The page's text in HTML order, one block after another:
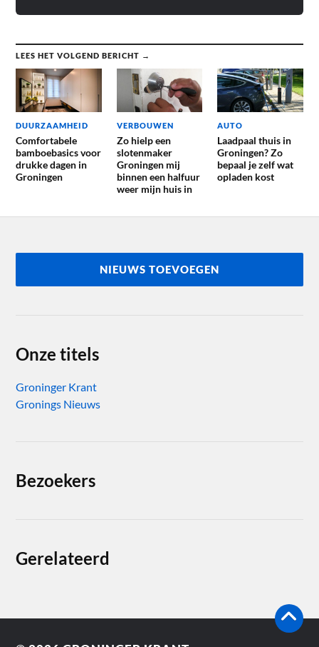
LEES HET VOLGEND BERICHT →
DUURZAAMHEID
Comfortabele
bamboebasics voor
drukke dagen in
Groningen
VERBOUWEN
Zo hielp een
slotenmaker
Groningen mij
binnen een halfuur
weer mijn huis in
AUTO
Laadpaal thuis in
Groningen? Zo
bepaal je zelf wat
opladen kost
NIEUWS TOEVOEGEN
Onze titels
Groninger Krant
Gronings Nieuws
Bezoekers
Gerelateerd